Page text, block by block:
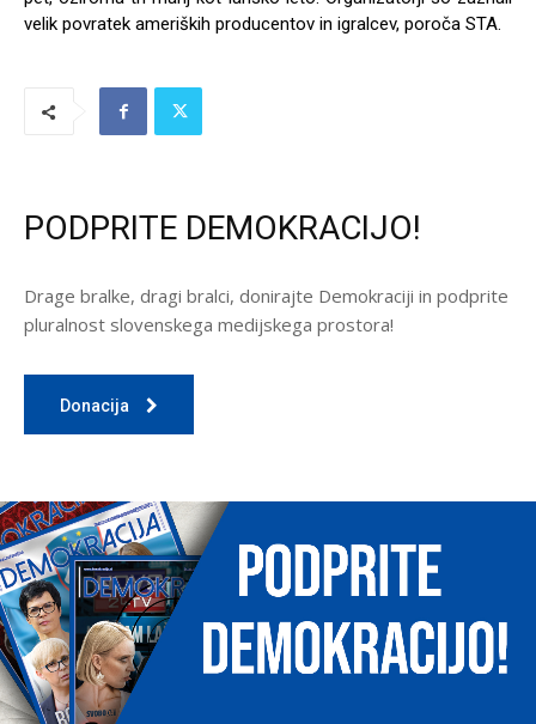
velik povratek ameriških producentov in igralcev, poroča STA.
PODPRITE DEMOKRACIJO!
Drage bralke, dragi bralci, donirajte Demokraciji in podprite
pluralnost slovenskega medijskega prostora!
Donacija